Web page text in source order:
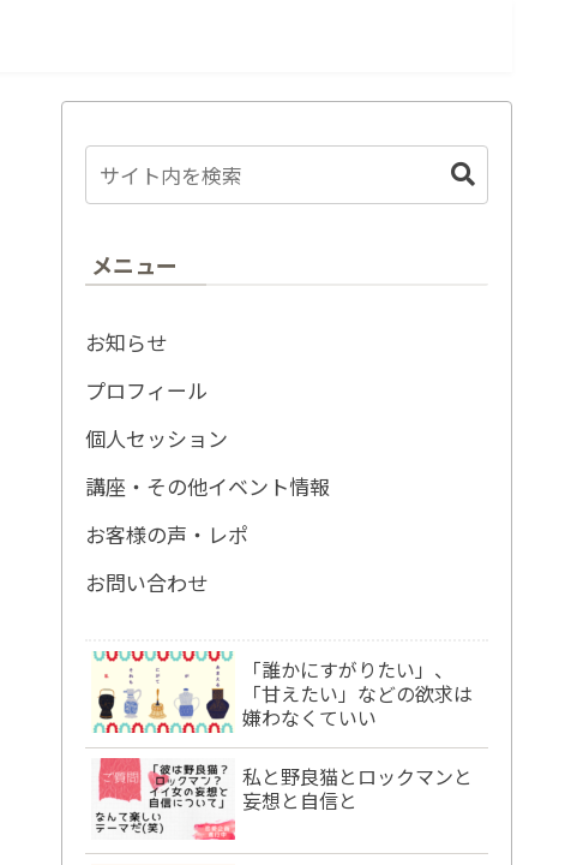
メニュー
お知らせ
プロフィール
個人セッション
講座・その他イベント情報
お客様の声・レポ
お問い合わせ
「誰かにすがりたい」、
「甘えたい」などの欲求は
嫌わなくていい
私と野良猫とロックマンと
妄想と自信と